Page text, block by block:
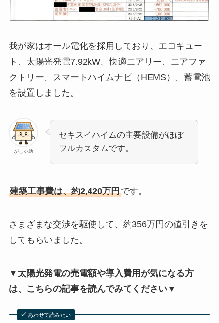
我が家はオール電化を採用しており、エコキュー
ト、太陽光発電7.92kW、快適エアリー、エアファ
クトリー、スマートハイムナビ（HEMS）、蓄電池
を設置しました。
がしゃ助
セキスイハイムの主要設備がほぼ
フルカスタムです。
建築工事費は、約2,420万円です。
さまざまな交渉を駆使して、約356万円の値引きを
してもらいました。
▼ 太陽光発電の売電額や導入費用が気になる方
は、こちらの記事を読んでみてください▼
あわせて読みたい